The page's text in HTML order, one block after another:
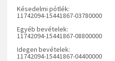
Késedelmi pótlék:
11742094-15441867-03780000
Egyéb bevételek:
11742094-15441867-08800000
Idegen bevételek:
11742094-15441867-04400000